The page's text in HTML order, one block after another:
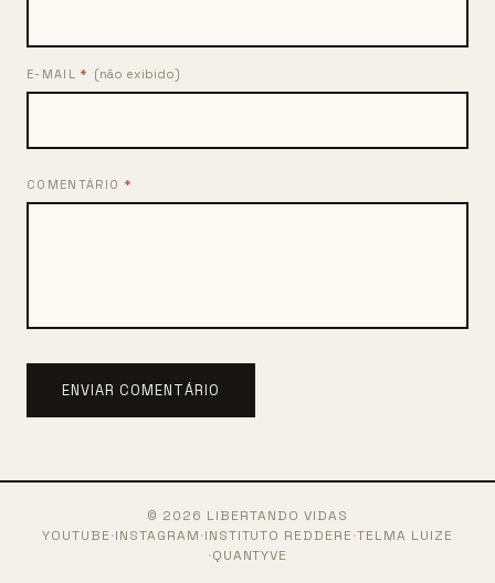
E-MAIL* (não exibido)
COMENTÁRIO *
ENVIAR COMENTÁRIO
© 2026 LIBERTANDO VIDAS
YOUTUBE·INSTAGRAM·INSTITUTO REDDERE·TELMA LUIZE
·QUANTYVE